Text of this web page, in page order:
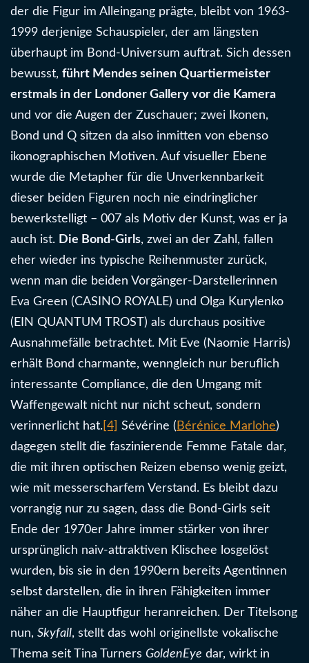
der die Figur im Alleingang prägte, bleibt von 1963-
1999 derjenige Schauspieler, der am längsten
überhaupt im Bond-Universum auftrat. Sich dessen
bewusst, führt Mendes seinen Quartiermeister
erstmals in der Londoner Gallery vor die Kamera
und vor die Augen der Zuschauer; zwei Ikonen,
Bond und Q sitzen da also inmitten von ebenso
ikonographischen Motiven. Auf visueller Ebene
wurde die Metapher für die Unverkennbarkeit
dieser beiden Figuren noch nie eindringlicher
bewerkstelligt – 007 als Motiv der Kunst, was er ja
auch ist. Die Bond-Girls, zwei an der Zahl, fallen
eher wieder ins typische Reihenmuster zurück,
wenn man die beiden Vorgänger-Darstellerinnen
Eva Green (CASINO ROYALE) und Olga Kurylenko
(EIN QUANTUM TROST) als durchaus positive
Ausnahmefälle betrachtet. Mit Eve (Naomie Harris)
erhält Bond charmante, wenngleich nur beruflich
interessante Compliance, die den Umgang mit
Waffengewalt nicht nur nicht scheut, sondern
verinnerlicht hat. [4] Sévérine ( Bérénice Marlohe)
dagegen stellt die faszinierende Femme Fatale dar,
die mit ihren optischen Reizen ebenso wenig geizt,
wie mit messerscharfem Verstand. Es bleibt dazu
vorrangig nur zu sagen, dass die Bond-Girls seit
Ende der 1970er Jahre immer stärker von ihrer
ursprünglich naiv-attraktiven Klischee losgelöst
wurden, bis sie in den 1990ern bereits Agentinnen
selbst darstellen, die in ihren Fähigkeiten immer
näher an die Hauptfigur heranreichen. Der Titelsong
nun, Skyfall, stellt das wohl originellste vokalische
Thema seit Tina Turners GoldenEye dar, wirkt in